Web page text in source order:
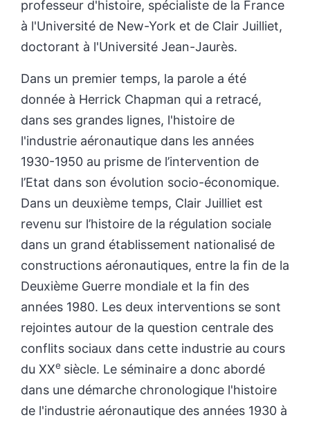
professeur d'histoire, spécialiste de la France
à l'Université de New-York et de Clair Juilliet,
doctorant à l'Université Jean-Jaurès.
Dans un premier temps, la parole a été
donnée à Herrick Chapman qui a retracé,
dans ses grandes lignes, l'histoire de
l'industrie aéronautique dans les années
1930-1950 au prisme de l’intervention de
l’Etat dans son évolution socio-économique.
Dans un deuxième temps, Clair Juilliet est
revenu sur l’histoire de la régulation sociale
dans un grand établissement nationalisé de
constructions aéronautiques, entre la fin de la
Deuxième Guerre mondiale et la fin des
années 1980. Les deux interventions se sont
rejointes autour de la question centrale des
conflits sociaux dans cette industrie au cours
du XXe siècle. Le séminaire a donc abordé
dans une démarche chronologique l'histoire
de l'industrie aéronautique des années 1930 à